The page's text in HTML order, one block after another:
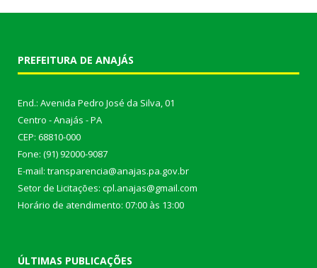
PREFEITURA DE ANAJÁS
End.: Avenida Pedro José da Silva, 01
Centro - Anajás - PA
CEP: 68810-000
Fone: (91) 92000-9087
E-mail: transparencia@anajas.pa.gov.br
Setor de Licitações: cpl.anajas@gmail.com
Horário de atendimento: 07:00 às 13:00
ÚLTIMAS PUBLICAÇÕES